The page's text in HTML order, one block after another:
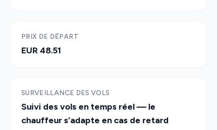
PRIX DE DÉPART
EUR 48.51
SURVEILLANCE DES VOLS
Suivi des vols en temps réel — le
chauffeur s’adapte en cas de retard